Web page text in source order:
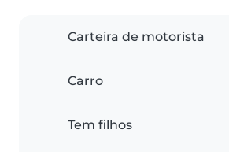
Carteira de motorista
Carro
Tem filhos